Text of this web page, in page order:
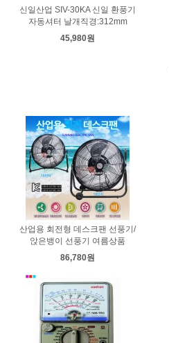
신일산업 SIV-30KA 신일 환풍기
자동셔터 날개직경:312mm
45,980원
산업용 회전형 데스크팬 선풍기/
앉은뱅이 선풍기 여름상품
86,780원